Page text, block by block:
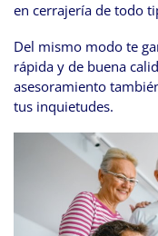
en cerrajería de todo
Del mismo modo te
rápida y de buena
asesoramiento
tus inquietudes.